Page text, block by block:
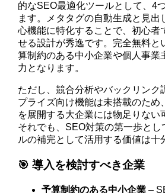
的なSEO最適化ツールとして、4
ます。メタタグの自動生成と見出
心機能に特化することで、初心者
せる設計が秀逸です。完全無料と
算制約のある中小企業や個人事業
力となります。
ただし、競合分析やバックリンク
プライズ向け機能は未搭載のため
を展開する大企業には物足りない
それでも、SEO対策の第一歩とし
ルの補完として活用する価値は十
🎯 導入を検討すべき企業
予算制約のある中小企業 –